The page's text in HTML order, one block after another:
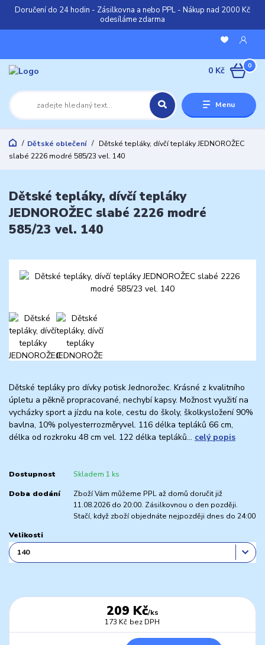
Doručení do 24 hodin - Zásilkovna a nebo PPL - Nákup nad 2000 Kč
odesíláme zdarma
Menu
0
0 Kč
Dětské oblečení
Dětské tepláky, dívčí tepláky JEDNOROŽEC
slabé 2226 modré 585/23 vel. 140
Dětské tepláky, dívčí tepláky
JEDNOROŽEC slabé 2226 modré
585/23 vel. 140
Dětské tepláky pro dívky potisk Jednorožec. Krásné z kvalitního
úpletu a pěkně propracované, nechybí kapsy. Možnost využití na
vycházky sport a jízdu na kole, cestu do školy, školkysložení 90%
bavlna, 10% polyesterrozměryvel. 116 délka tepláků 66 cm,
délka od rozkroku 48 cm vel. 122 délka tepláků... celý popis
Dostupnost Skladem 1 ks
Doba dodání
Zboží Vám můžeme PPL až domů doručit již
11.08.2026 do 20:00. Zásilkovnou o den později.
Stačí, když zboží objednáte nejpozději dnes do 24:00
Velikosti
209 Kč/ks
173 Kč bez DPH